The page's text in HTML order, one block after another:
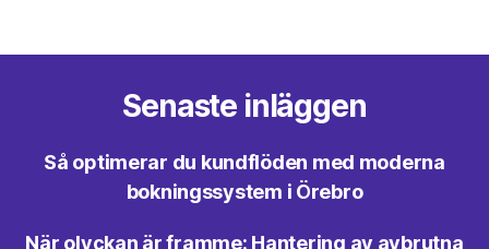
Senaste inläggen
Så optimerar du kundflöden med moderna
bokningssystem i Örebro
När olyckan är framme: Hantering av avbrutna